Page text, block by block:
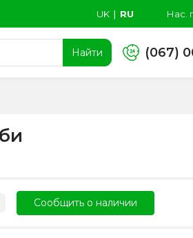
UK ∣ RU Нас.
Найти (067)
Сообщить о наличии